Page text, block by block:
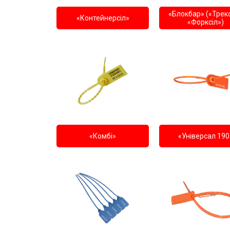
«Контейнерсіл»
«Блокбар»
«Форксіл»)
«Комбі» «Універсал